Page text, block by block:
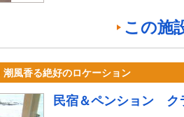
この施
風香る絶好のロケーション
民宿＆ペンション ク